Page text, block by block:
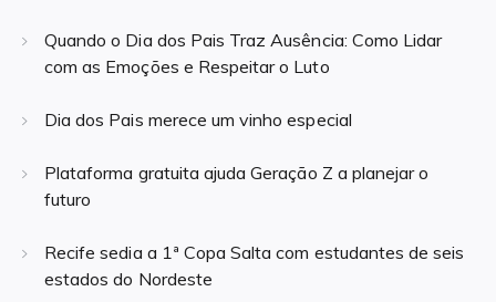
Quando o Dia dos Pais Traz Ausência: Como Lidar
com as Emoções e Respeitar o Luto
Dia dos Pais merece um vinho especial
Plataforma gratuita ajuda Geração Z a planejar o
futuro
Recife sedia a 1ª Copa Salta com estudantes de seis
estados do Nordeste